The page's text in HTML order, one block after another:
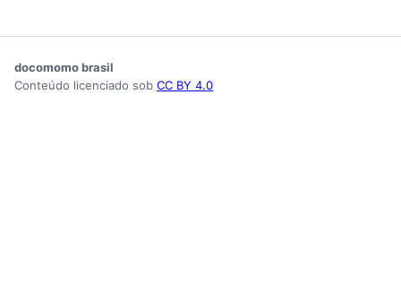
docomomo brasil
Conteúdo licenciado sob CC BY 4.0